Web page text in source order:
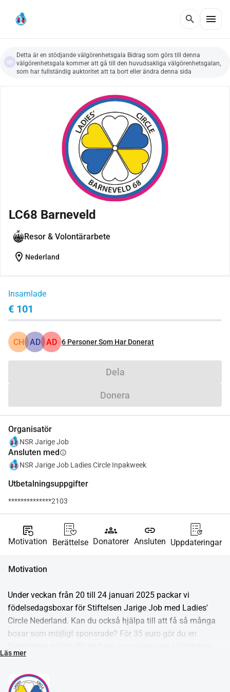
search menu
Detta är en stödjande välgörenhetsgala Bidrag som görs till denna
välgörenhetsgala kommer att gå till den huvudsakliga välgörenhetsgalan,
som har fullständig auktoritet att ta bort eller ändra denna sida
LC68 Barneveld
Resor & Volontärarbete
location_on Nederland
Insamlade
€ 101
CH AD AD 6 Personer Som Har Donerat
Dela
Donera
Organisatör
NSR Jarige Job
Ansluten medinfo
NSR Jarige Job Ladies Circle Inpakweek
Utbetalningsuppgifter
**************2103
source_notes
Motivation Berättelse
groups
Donatorer
link
Ansluten Uppdateringar
Motivation
Under veckan från 20 till 24 januari 2025 packar vi
födelsedagsboxar för Stiftelsen Jarige Job med Ladies'
Circle Nederland. Kan du också hjälpa till att få så många
boxar som möjligt sponsrade? För 35 euro gör du en
I Nederländerna lever över 315 000 barn under
fattigdomsgränsen. Det betyder att 1 av 12 barn växer upp
i fattigdom. Ofta har dessa familjer inte råd att fira en
Läs mer